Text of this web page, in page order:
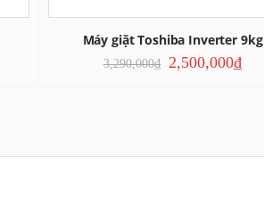
Máy giặt Toshiba Inverter 9kg
3,290,000₫ 2,500,000₫